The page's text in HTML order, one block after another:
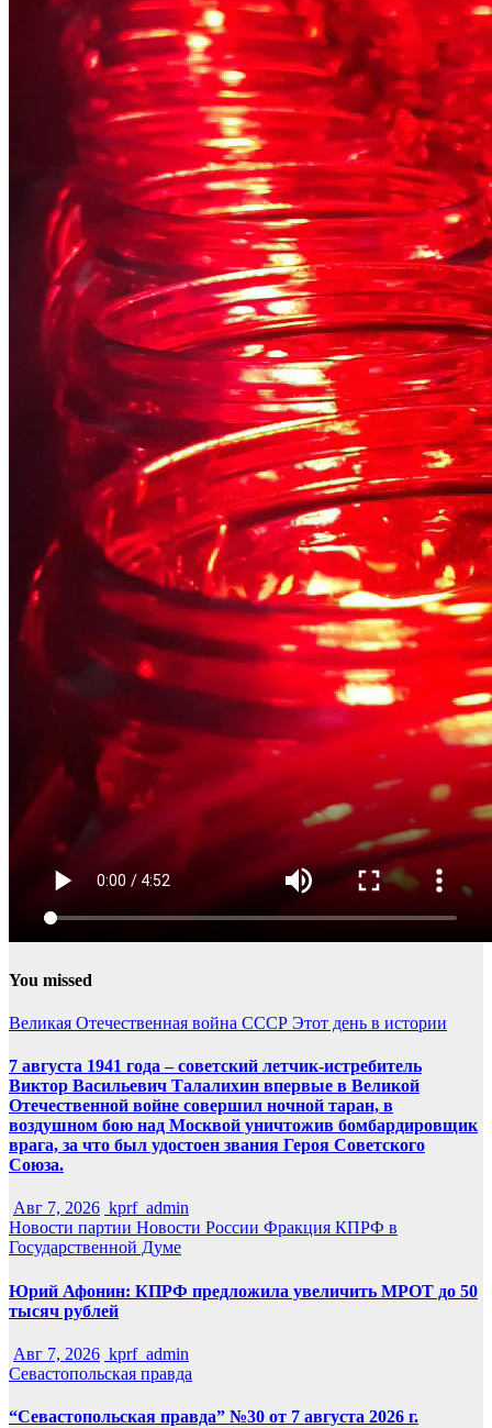
You missed
Великая Отечественная война СССР Этот день в истории
7 августа 1941 года – советский летчик-истребитель
Виктор Васильевич Талалихин впервые в Великой
Отечественной войне совершил ночной таран, в
воздушном бою над Москвой уничтожив бомбардировщик
врага, за что был удостоен звания Героя Советского
Союза.
Авг 7, 2026 kprf_admin
Новости партии Новости России Фракция КПРФ в
Государственной Думе
Юрий Афонин: КПРФ предложила увеличить МРОТ до 50
тысяч рублей
Авг 7, 2026 kprf_admin
Севастопольская правда
“Севастопольская правда” №30 от 7 августа 2026 г.